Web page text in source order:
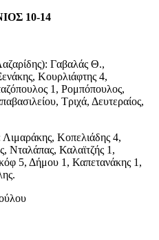
10-14
Γαβαλάς Θ.,
Κουρλιάφτης 4,
1, Ρομπόπουλος,
Τριχά, Δευτεραίος,
Κοπελιάδης 4,
Νταλάπας, Καλαϊτζής 1,
5, Δήμου 1, Καπετανάκης 1,